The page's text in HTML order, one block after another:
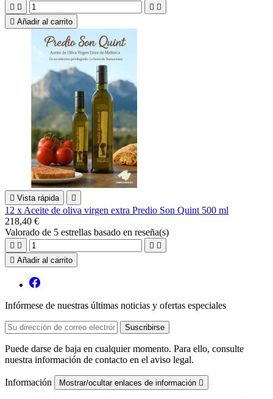
   
 Añadir al carrito
 Vista rápida 
12 x Aceite de oliva virgen extra Predio Son Quint 500 ml
218,40 €
Valorado de 5 estrellas basado en reseña(s)
   
 Añadir al carrito
Infórmese de nuestras últimas noticias y ofertas especiales
Puede darse de baja en cualquier momento. Para ello, consulte
nuestra información de contacto en el aviso legal.
Información Mostrar/ocultar enlaces de información 